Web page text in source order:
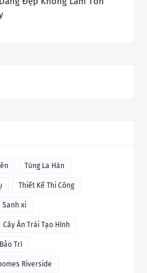
Tùng La Hán
Thiết Kế Thi Công
Sanh xi
Cây Ăn Trái Tạo Hình
Trì
Riverside